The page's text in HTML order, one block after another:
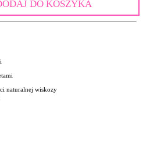
DO KOSZYKA
naturalnej wiskozy